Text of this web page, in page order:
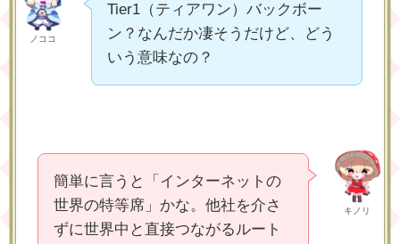
ノココ
Tier1（ティアワン）バックボー
ン？なんだか凄そうだけど、どう
いう意味なの？
キノリ
簡単に言うと「インターネットの
世界の特等席」かな。他社を介さ
ずに世界中と直接つながるルート